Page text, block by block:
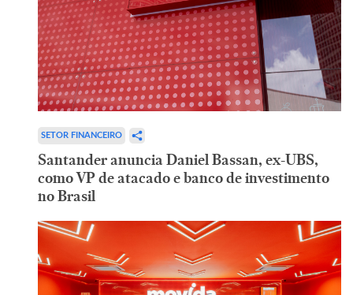
SETOR FINANCEIRO
Santander anuncia Daniel Bassan, ex-UBS,
como VP de atacado e banco de investimento
no Brasil